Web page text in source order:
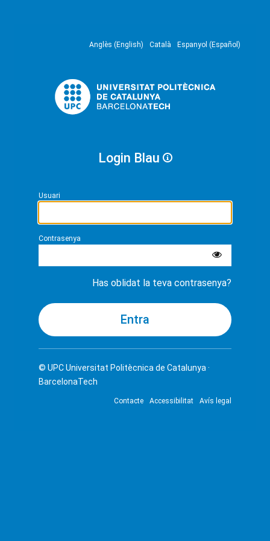
Anglès (English) Català Espanyol (Español)
Login Blau
Usuari
Contrasenya
Has oblidat la teva contrasenya?
© UPCUniversitat Politècnica de Catalunya ·
BarcelonaTech
Contacte Accessibilitat Avís legal